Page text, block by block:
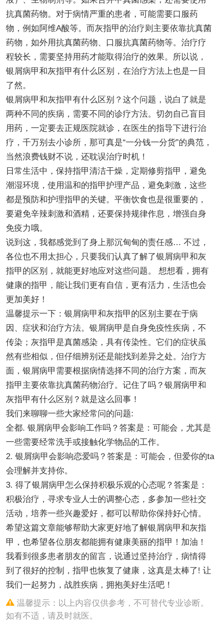
抗真菌药物。对于病情严重的患者，可能需要口服药
物，例如阿维A酸等。而灰指甲的治疗则主要依靠抗真菌
药物，如外用抗真菌药物、口服抗真菌药物等。治疗疗
程较长，需要坚持用药才能取得治疗的效果。所以说，
银屑病甲和灰指甲有什么区别，在治疗方法上也是一目
了然。
银屑病甲和灰指甲有什么区别？这个问题，说白了就是
两种不同的疾病，需要不同的诊疗方法。切勿自己盲目
用药，一定要去正规医院就诊，在医生的指导下进行治
疗，千万别去小诊所，那可真是“一分钱一分货”的典范，
当然浪费钱财不说，还耽误治疗时机！
日常生活中，保持指甲清洁干燥，定期修剪指甲，避免
潮湿环境，使用温和的指甲护理产品，避免刺激，这些
都是预防和护理指甲的关键。平衡饮食也是很重要的，
要避免辛辣刺激和酒精，还要保持规律作息，增强自身
免疫力哦。
说到这，我都感觉到了身上那沉甸甸的责任感… 不过，
各位也不用太担心，只要我们认真了解了银屑病甲和灰
指甲的区别，就能更好地应对这些问题。 想想看，拥有
健康的指甲，能让我们更有自信，更有活力，生活也会
更加美好！
温馨提示一下：银屑病甲和灰指甲的区别主要在于病
因、症状和治疗方法。银屑病甲是自身免疫性疾病，不
传染；灰指甲是真菌感染，具有传染性。它们的症状虽
然有些相似，但仔细辨别还是能找到差异之处。治疗方
面，银屑病甲需要根据病情选择不同的治疗方案，而灰
指甲主要依靠抗真菌药物治疗。记住了吗？银屑病甲和
灰指甲有什么区别？就是这么回事！
我们来聊聊一些大家经常问的问题:
全都. 银屑病甲会影响工作吗？答案是：可能会，尤其是
一些需要经常洗手或接触化学物品的工作。
2. 银屑病甲会影响恋爱吗？答案是：可能会，但爱你的ta
会理解并支持你。
3. 得了银屑病甲怎么保持积极乐观的心态呢？答案是：
积极治疗，寻求专业人士的调整心态，多参加一些社交
活动，培养一些兴趣爱好，都可以帮助你保持好心情。
希望这篇文章能够帮助大家更好地了解银屑病甲和灰指
甲，也希望各位朋友都能拥有健康美丽的指甲！加油！
我看到很多患者朋友的留言，说通过坚持治疗，病情得
到了很好的控制，指甲也恢复了健康，这真是太棒了! 让
我们一起努力，战胜疾病，拥抱美好生活吧！
温馨提示：以上内容仅供参考，不可替代专业诊断。
如有不适，请及时就医。